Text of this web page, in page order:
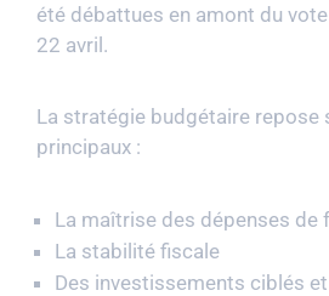
été débattues en amont du
22 avril.
La stratégie budgétaire repose
principaux :
La maîtrise des dépenses de
La stabilité fiscale
Des investissements ciblés